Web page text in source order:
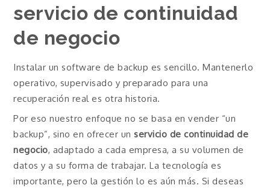
servicio de continuidad
de negocio
Instalar un software de backup es sencillo. Mantenerlo
operativo, supervisado y preparado para una
recuperación real es otra historia.
Por eso nuestro enfoque no se basa en vender “un
backup”, sino en ofrecer unservicio de continuidad de
negocio, adaptado a cada empresa, a su volumen de
datos y a su forma de trabajar. La tecnología es
importante, pero la gestión lo es aún más. Si deseas